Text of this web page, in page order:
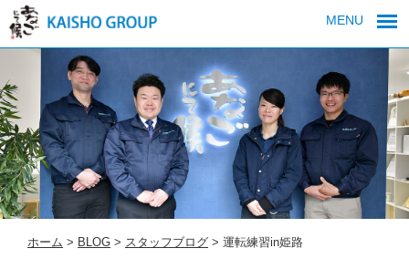
MENU
ホーム > BLOG > スタッフブログ > 運転練習in姫路